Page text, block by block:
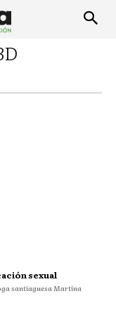
sexual
santiaguesa Martina